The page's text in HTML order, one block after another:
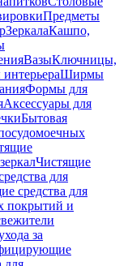
Предметы
ЗеркалаКашпо,
ВазыКлючницы,
Ширмы
Формы для
Аксессуары для
Бытовая
Чистящие
для
средства для
покрытий и
за